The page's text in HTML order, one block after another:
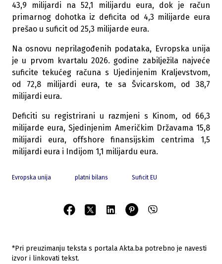
43,9 milijardi na 52,1 milijardu eura, dok je račun
primarnog dohotka iz deficita od 4,3 milijarde eura
prešao u suficit od 25,3 milijarde eura.
Na osnovu neprilagođenih podataka, Evropska unija
je u prvom kvartalu 2026. godine zabilježila najveće
suficite tekućeg računa s Ujedinjenim Kraljevstvom,
od 72,8 milijardi eura, te sa Švicarskom, od 38,7
milijardi eura.
Deficiti su registrirani u razmjeni s Kinom, od 66,3
milijarde eura, Sjedinjenim Američkim Državama 15,8
milijardi eura, offshore finansijskim centrima 1,5
milijardi eura i Indijom 1,1 milijardu eura.
Evropska unija platni bilans Suficit EU
*Pri preuzimanju teksta s portala Akta.ba potrebno je navesti
izvor i linkovati tekst.